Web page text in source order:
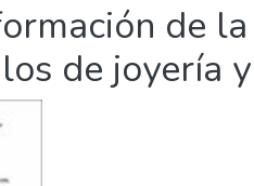
de
de joyería